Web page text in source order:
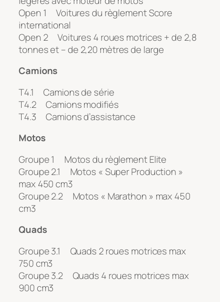
Open 1 Voitures du règlement Score
international
Open 2 Voitures 4 roues motrices + de 2,8
tonnes et – de 2,20 mètres de large
Camions
T4.1 Camions de série
T4.2 Camions modifiés
T4.3 Camions d’assistance
Motos
Groupe 1 Motos du règlement Elite
Groupe 2.1 Motos « Super Production »
max 450 cm3
Groupe 2.2 Motos « Marathon » max 450
cm3
Quads
Groupe 3.1 Quads 2 roues motrices max
750 cm3
Groupe 3.2 Quads 4 roues motrices max
900 cm3